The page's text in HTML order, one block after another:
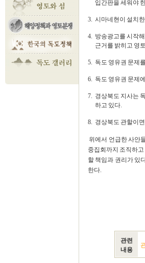
입간판을 세워야
3. 시마네현이 설치
4. 방송광고를 시작
근거를 밝히고 영
5. 독도 영유권 문제
6. 독도 영유권 문제
7. 경상북도 지사는
하고 있다.
8. 경상북도 관할이
위에서 언급한 사안
중집회까지 조직하
할 책임과 권리가 있
한다.
관련
내용